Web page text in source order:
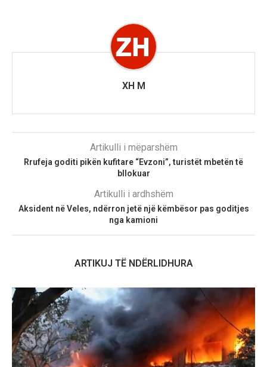
XH M
Artikulli i mëparshëm
Rrufeja goditi pikën kufitare “Evzoni”, turistët mbetën të
bllokuar
Artikulli i ardhshëm
Aksident në Veles, ndërron jetë një këmbësor pas goditjes
nga kamioni
ARTIKUJ TË NDËRLIDHURA